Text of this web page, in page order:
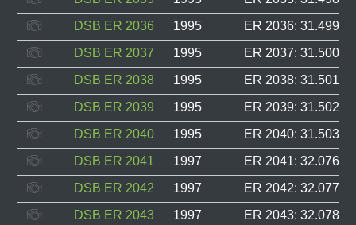
DSB ER 2036
1995
ER 2036: 31.499,
DSB ER 2037
1995
ER 2037: 31.500,
DSB ER 2038
1995
ER 2038: 31.501,
DSB ER 2039
1995
ER 2039: 31.502,
DSB ER 2040
1995
ER 2040: 31.503,
DSB ER 2041
1997
ER 2041: 32.076,
DSB ER 2042
1997
ER 2042: 32.077,
DSB ER 2043
1997
ER 2043: 32.078,